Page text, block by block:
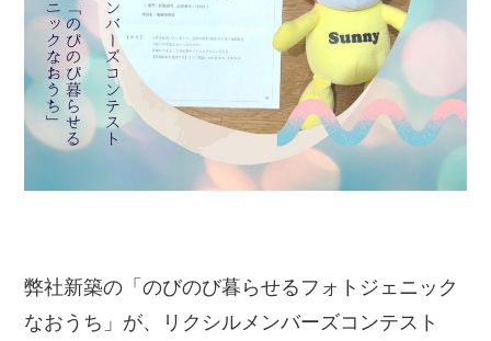
弊社新築の「のびのび暮らせるフォトジェニック
なおうち」が、リクシルメンバーズコンテスト